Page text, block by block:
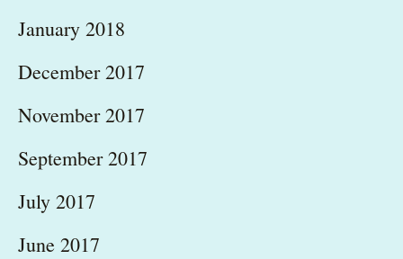
January 2018
December 2017
November 2017
September 2017
July 2017
June 2017